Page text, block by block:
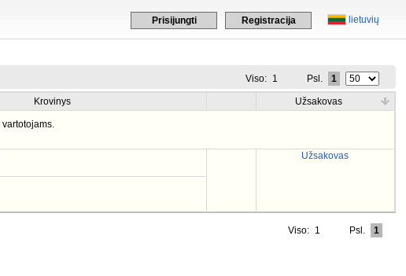
lietuvių
Prisijungti Registracija
Viso: 1 Psl. 1
Krovinys Užsakovas
vartotojams.
Užsakovas
Viso: 1 Psl. 1